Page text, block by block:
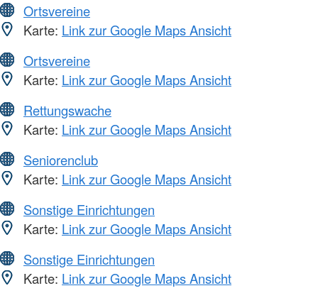
Ortsvereine
Karte: Link zur Google Maps Ansicht
Ortsvereine
Karte: Link zur Google Maps Ansicht
Rettungswache
Karte: Link zur Google Maps Ansicht
Seniorenclub
Karte: Link zur Google Maps Ansicht
Sonstige Einrichtungen
Karte: Link zur Google Maps Ansicht
Sonstige Einrichtungen
Karte: Link zur Google Maps Ansicht